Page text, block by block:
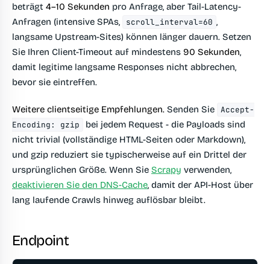
beträgt 4–10 Sekunden pro Anfrage, aber Tail-Latency-
Anfragen (intensive SPAs,
scroll_interval=60 ,
langsame Upstream-Sites) können länger dauern. Setzen
Sie Ihren Client-Timeout auf mindestens 90 Sekunden,
damit legitime langsame Responses nicht abbrechen,
bevor sie eintreffen.
Weitere clientseitige Empfehlungen. Senden Sie Accept-
Encoding: gzip
bei jedem Request - die Payloads sind
nicht trivial (vollständige HTML-Seiten oder Markdown),
und gzip reduziert sie typischerweise auf ein Drittel der
ursprünglichen Größe. Wenn Sie Scrapy verwenden,
deaktivieren Sie den DNS-Cache, damit der API-Host über
lang laufende Crawls hinweg auflösbar bleibt.
Endpoint